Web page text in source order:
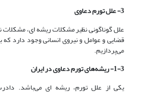
3- علل تورم دعاوی
علل گوناگونی نظیر مشکلات ریشه ای، مشکلات
قضایی و عوامل و نیروی انسانی وجود دارد
می‌‌پردازیم.
1-3- ریشه‌های تورم دعاوی در ایران
یکی از علل تورم، ریشه ای می‌‌باشد.